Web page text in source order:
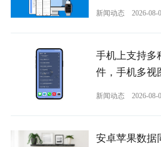
新闻动态 2026-08-
手机上支持多
件，手机多视
新闻动态 2026-08-
安卓苹果数据